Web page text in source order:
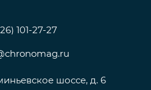
101-27-27
шоссе, д. 6